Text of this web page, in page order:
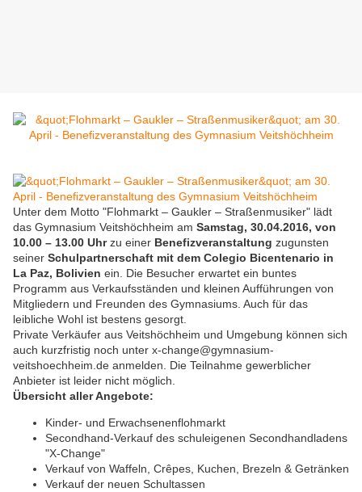
Unter dem Motto "Flohmarkt – Gaukler – Straßenmusiker" lädt
das Gymnasium Veitshöchheim am Samstag, 30.04.2016, von
10.00 – 13.00 Uhrzu einer Benefizveranstaltung zugunsten
seiner Schulpartnerschaft mit dem Colegio Bicentenario in
La Paz, Bolivien ein. Die Besucher erwartet ein buntes
Programm aus Verkaufsständen und kleinen Aufführungen von
Mitgliedern und Freunden des Gymnasiums. Auch für das
leibliche Wohl ist bestens gesorgt.
Private Verkäufer aus Veitshöchheim und Umgebung können sich
auch kurzfristig noch unter x-change@gymnasium-
veitshoechheim.de anmelden. Die Teilnahme gewerblicher
Anbieter ist leider nicht möglich.
Übersicht aller Angebote:
Kinder- und Erwachsenenflohmarkt
Secondhand-Verkauf des schuleigenen Secondhandladens
"X-Change"
Verkauf von Waffeln, Crêpes, Kuchen, Brezeln & Getränken
Verkauf der neuen Schultassen